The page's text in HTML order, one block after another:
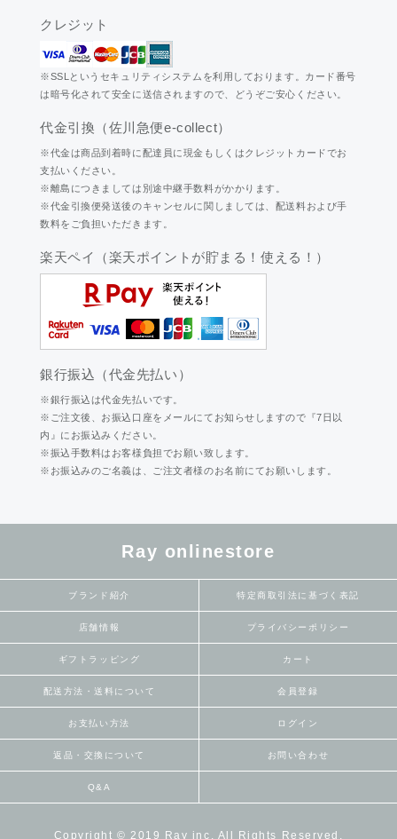
クレジット
※SSLというセキュリティシステムを利用しております。カード番号
は暗号化されて安全に送信されますので、どうぞご安心ください。
代金引換（佐川急便e-collect）
※代金は商品到着時に配達員に現金もしくはクレジットカードでお
支払いください。
※離島につきましては別途中継手数料がかかります。
※代金引換便発送後のキャンセルに関しましては、配送料および手
数料をご負担いただきます。
楽天ペイ（楽天ポイントが貯まる！使える！）
銀行振込（代金先払い）
※銀行振込は代金先払いです。
※ご注文後、お振込口座をメールにてお知らせしますので『7日以
内』にお振込みください。
※振込手数料はお客様負担でお願い致します。
※お振込みのご名義は、ご注文者様のお名前にてお願いします。
Ray onlinestore
ブランド紹介
店舗情報
ギフトラッピング
配送方法・送料について
お支払い方法
返品・交換について
Q&A
特定商取引法に基づく表記
プライバシーポリシー
カート
会員登録
ログイン
お問い合わせ
Copyright © 2019 Ray inc. All Rights Reserved.